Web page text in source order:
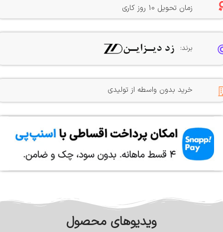
زمان تحویل 10 روز کاری
برند:
خرید بدون واسطه از تولیدی
ویدیوهای محصول